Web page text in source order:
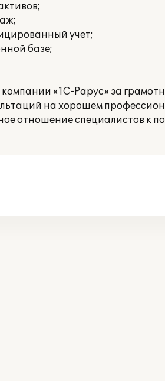
учет;
базе;
«1С-Рарус» за
на хорошем
отношение специалистов к